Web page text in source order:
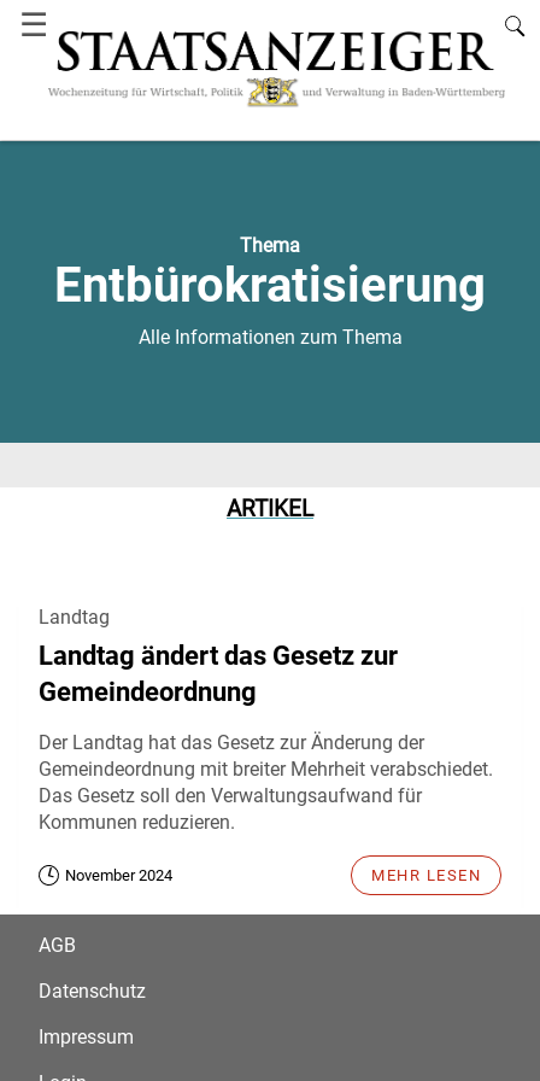
☰
Thema
Entbürokratisierung
Alle Informationen zum Thema
ARTIKEL
Landtag
Landtag ändert das Gesetz zur
Gemeindeordnung
Der Landtag hat das Gesetz zur Änderung der
Gemeindeordnung mit breiter Mehrheit verabschiedet.
Das Gesetz soll den Verwaltungsaufwand für
Kommunen reduzieren.
November 2024 MEHR LESEN
AGB
Datenschutz
Impressum